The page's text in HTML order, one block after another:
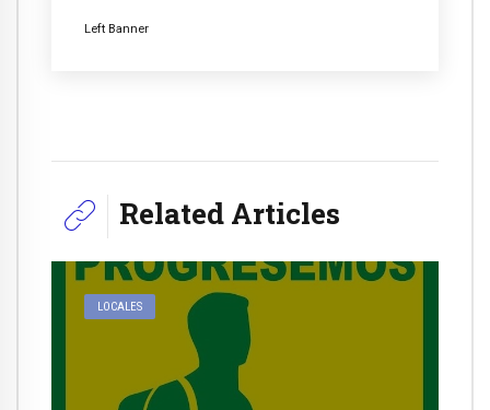
Left Banner
Related Articles
LOCALES